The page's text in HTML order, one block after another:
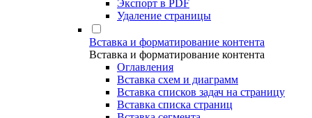
Экспорт в PDF
Удаление страницы
Вставка и форматирование контента
Вставка и форматирование контента
Оглавления
Вставка схем и диаграмм
Вставка списков задач на страницу
Вставка списка страниц